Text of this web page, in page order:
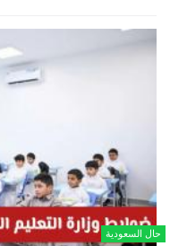
حال السعودية